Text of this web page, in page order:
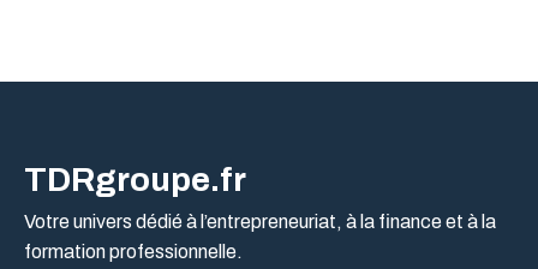
TDRgroupe.fr
Votre univers dédié à l’entrepreneuriat, à la finance et à la
formation professionnelle.